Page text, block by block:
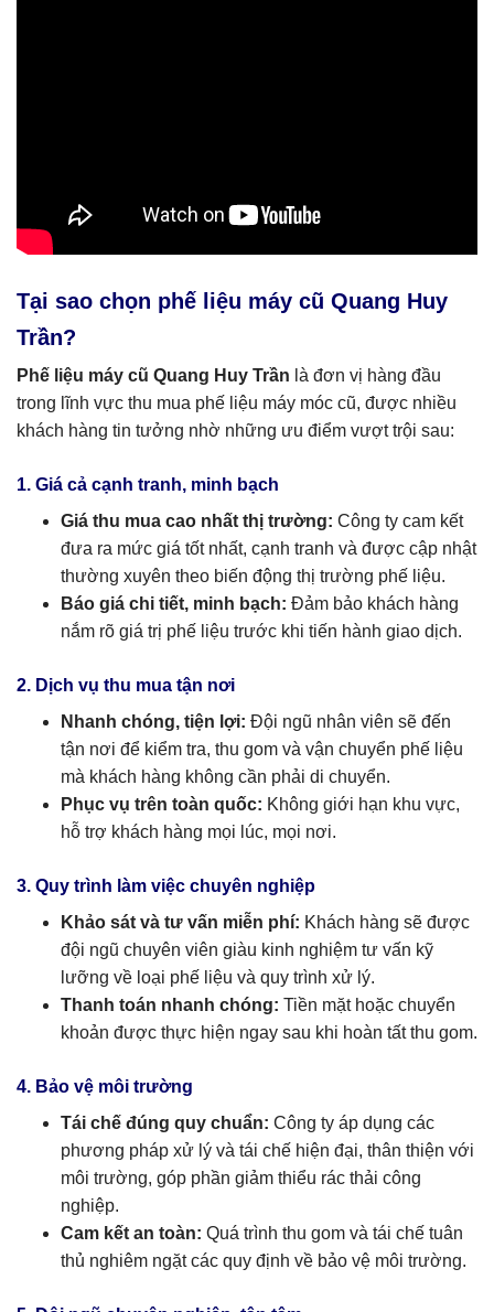
Tại sao chọn phế liệu máy cũ Quang Huy
Trần?
Phế liệu máy cũ Quang Huy Trần là đơn vị hàng đầu
trong lĩnh vực thu mua phế liệu máy móc cũ, được nhiều
khách hàng tin tưởng nhờ những ưu điểm vượt trội sau:
1. Giá cả cạnh tranh, minh bạch
Giá thu mua cao nhất thị trường: Công ty cam kết
đưa ra mức giá tốt nhất, cạnh tranh và được cập nhật
thường xuyên theo biến động thị trường phế liệu.
Báo giá chi tiết, minh bạch: Đảm bảo khách hàng
nắm rõ giá trị phế liệu trước khi tiến hành giao dịch.
2. Dịch vụ thu mua tận nơi
Nhanh chóng, tiện lợi: Đội ngũ nhân viên sẽ đến
tận nơi để kiểm tra, thu gom và vận chuyển phế liệu
mà khách hàng không cần phải di chuyển.
Phục vụ trên toàn quốc: Không giới hạn khu vực,
hỗ trợ khách hàng mọi lúc, mọi nơi.
3. Quy trình làm việc chuyên nghiệp
Khảo sát và tư vấn miễn phí: Khách hàng sẽ được
đội ngũ chuyên viên giàu kinh nghiệm tư vấn kỹ
lưỡng về loại phế liệu và quy trình xử lý.
Thanh toán nhanh chóng: Tiền mặt hoặc chuyển
khoản được thực hiện ngay sau khi hoàn tất thu gom.
4. Bảo vệ môi trường
Tái chế đúng quy chuẩn: Công ty áp dụng các
phương pháp xử lý và tái chế hiện đại, thân thiện với
môi trường, góp phần giảm thiểu rác thải công
nghiệp.
Cam kết an toàn: Quá trình thu gom và tái chế tuân
thủ nghiêm ngặt các quy định về bảo vệ môi trường.